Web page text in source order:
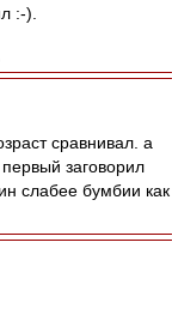
:-).
сравнивал. а
заговорил
слабее бумбии как